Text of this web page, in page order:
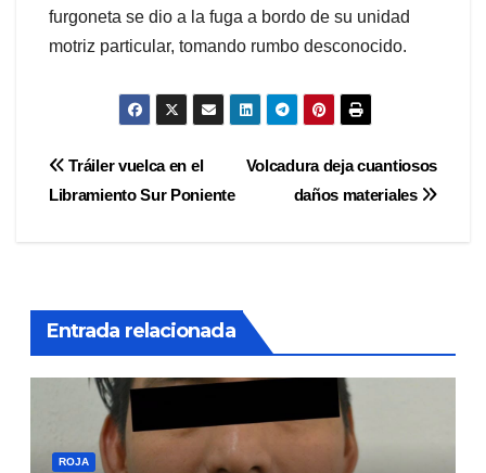
furgoneta se dio a la fuga a bordo de su unidad
motriz particular, tomando rumbo desconocido.
Navegación
Volcadura deja cuantiosos
daños materiales
Tráiler vuelca en el
Libramiento Sur Poniente
Entrada relacionada
ROJA